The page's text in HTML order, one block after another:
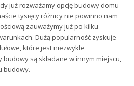
już rozważamy opcję budowy domu
tysięcy różnicy nie powinno nam
zauważymy już po kilku
Dużą popularność zyskuje
które jest niezwykle
są składane w innym miejscu,
budowy.